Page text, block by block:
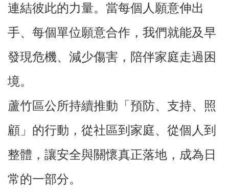
息
告
生
活
便
民
資
訊
機
通
錄
連結彼此的力量。當每個人願意伸出
手、每個單位願意合作，我們就能及早
發現危機、減少傷害，陪伴家庭走過困
境。
蘆竹區公所持續推動「預防、支持、照
顧」的行動，從社區到家庭、從個人到
整體，讓安全與關懷真正落地，成為日
常的一部分。